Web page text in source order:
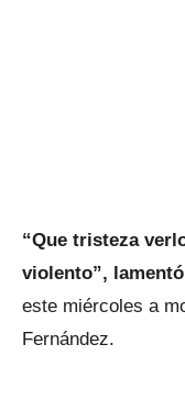
“Que tristeza
violento”,
este miércoles a
Fernández.